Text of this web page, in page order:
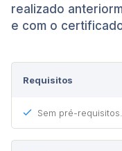
realizado
e com o
Requisitos
Sem pré-requisitos.